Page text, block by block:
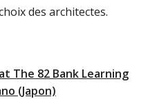
des architectes.
The 82 Bank Learning
(Japon)